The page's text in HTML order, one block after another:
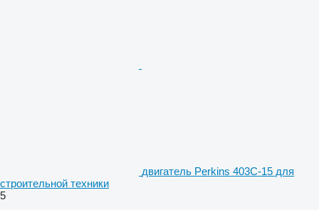
двигатель Perkins 403C-15 для
строительной техники
5